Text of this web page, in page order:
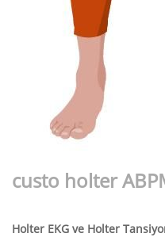
custo holter
Holter EKG ve Holter